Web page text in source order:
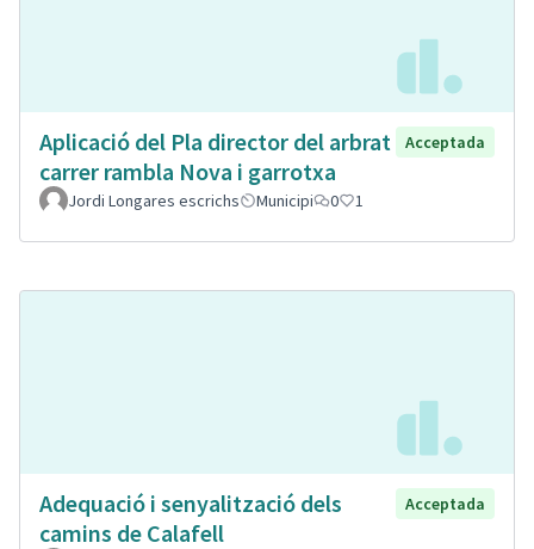
Aplicació del Pla director del arbrat
carrer rambla Nova i garrotxa
Acceptada
Jordi Longares escrichs Municipi 0 1
Adequació i senyalització dels
camins de Calafell
Acceptada